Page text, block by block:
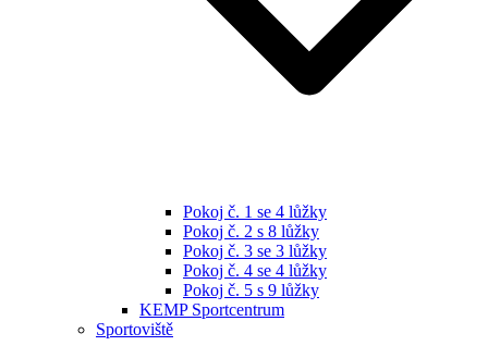
Pokoj č. 1 se 4 lůžky
Pokoj č. 2 s 8 lůžky
Pokoj č. 3 se 3 lůžky
Pokoj č. 4 se 4 lůžky
Pokoj č. 5 s 9 lůžky
KEMP Sportcentrum
Sportoviště